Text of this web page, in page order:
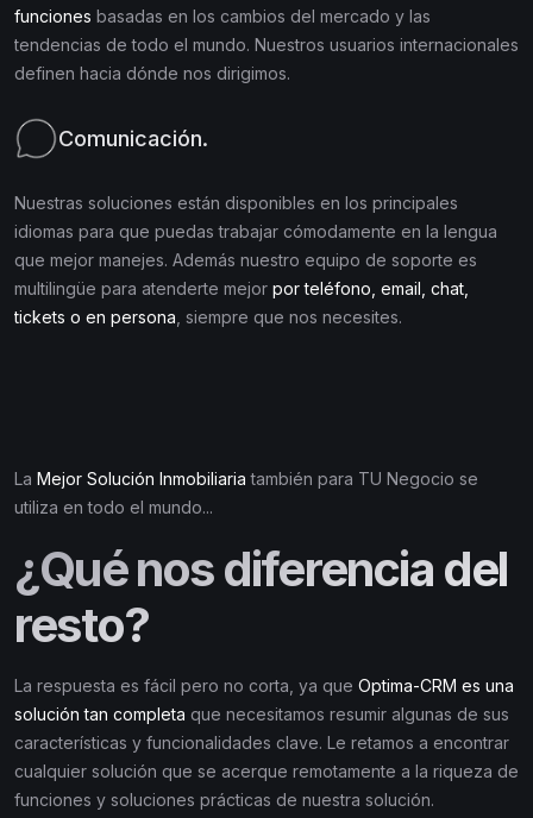
funciones basadas en los cambios del mercado y las
tendencias de todo el mundo. Nuestros usuarios internacionales
definen hacia dónde nos dirigimos.
Comunicación.
Nuestras soluciones están disponibles en los principales
idiomas para que puedas trabajar cómodamente en la lengua
que mejor manejes. Además nuestro equipo de soporte es
multilingüe para atenderte mejor por teléfono, email, chat,
tickets o en persona , siempre que nos necesites.
La Mejor Solución Inmobiliaria también para TU Negocio se
utiliza en todo el mundo...
¿Qué nos diferencia del
resto?
La respuesta es fácil pero no corta, ya que Optima-CRM es una
solución tan completa que necesitamos resumir algunas de sus
características y funcionalidades clave. Le retamos a encontrar
cualquier solución que se acerque remotamente a la riqueza de
funciones y soluciones prácticas de nuestra solución.